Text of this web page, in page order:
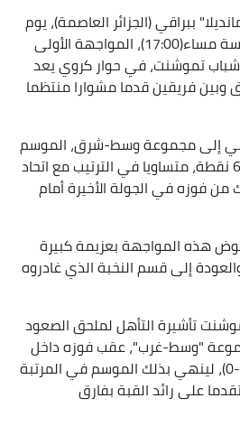
ببراقي (الجزائر العاصمة)، يوم
السبت على الساعة الخامسة مساء(17:00)، المواجهة الأولى
تموشنت، في حوار كروي يعد
وبين فريقين قدما مشوارا منتظما
إلى مجموعة وسط-شرق، الموسم
الثالث برصيد 60 نقطة، متساويا في الترتيب مع اتحاد
فوزه في الجولة الأخيرة أمام
هذه المواجهة بعزيمة كبيرة
إلى قسم النخبة الذي غادروه
تأشيرة التأهل لملحق الصعود
"وسط-غرب"، عقب فوزه داخل
الديار أمام وداد تلمسان (2-0)، لينهي بذلك الموسم في المرتبة
متقدما على رائد القبة بفارق